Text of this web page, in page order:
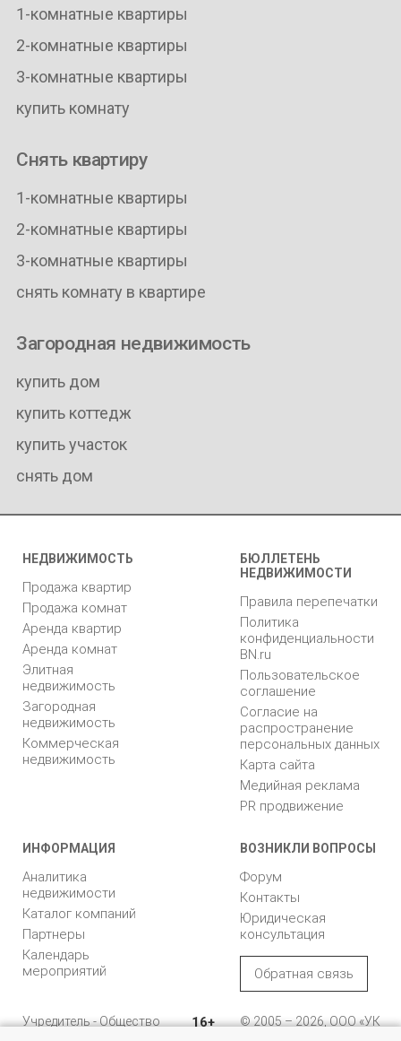
1-комнатные квартиры
2-комнатные квартиры
3-комнатные квартиры
купить комнату
Снять квартиру
1-комнатные квартиры
2-комнатные квартиры
3-комнатные квартиры
снять комнату в квартире
Загородная недвижимость
купить дом
купить коттедж
купить участок
снять дом
НЕДВИЖИМОСТЬ
Продажа квартир
Продажа комнат
Аренда квартир
Аренда комнат
Элитная
недвижимость
Загородная
недвижимость
Коммерческая
недвижимость
БЮЛЛЕТЕНЬ
НЕДВИЖИМОСТИ
Правила перепечатки
Политика
конфиденциальности
BN.ru
Пользовательское
соглашение
Согласие на
распространение
персональных данных
Карта сайта
Медийная реклама
PR продвижение
ИНФОРМАЦИЯ
Аналитика
недвижимости
Каталог компаний
Партнеры
Календарь
мероприятий
ВОЗНИКЛИ ВОПРОСЫ
Форум
Контакты
Юридическая
консультация
Обратная связь
Учредитель - Общество
16+
© 2005 – 2026, ООО «УК